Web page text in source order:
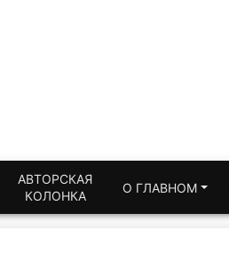
АВТОРСКАЯ
КОЛОНКА
О ГЛАВНОМ